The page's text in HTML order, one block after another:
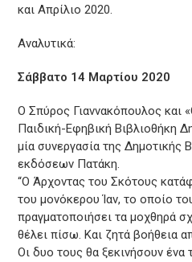
και Απρίλιο 2020.
Αναλυτικά:
Σάββατο 14 Μαρτίου 2020
Ο Σπύρος Γιαννακόπουλος και
Παιδική-Εφηβική Βιβλιοθήκη
μία συνεργασία της Δημοτικής
εκδόσεων Πατάκη.
“Ο Άρχοντας του Σκότους
του μονόκερου Ίαν, το οποίο
πραγματοποιήσει τα μοχθηρά
θέλει πίσω. Και ζητά βοήθεια
Οι δυο τους θα ξεκινήσουν ένα